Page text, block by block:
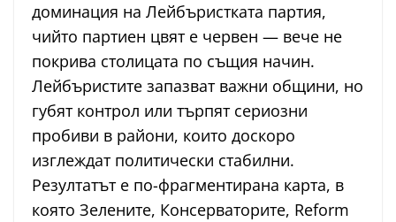
доминация на Лейбъристката партия,
чийто партиен цвят е червен — вече не
покрива столицата по същия начин.
Лейбъристите запазват важни общини, но
губят контрол или търпят сериозни
пробиви в райони, които доскоро
изглеждат политически стабилни.
Резултатът е по-фрагментирана карта, в
която Зелените, Консерваторите, Reform